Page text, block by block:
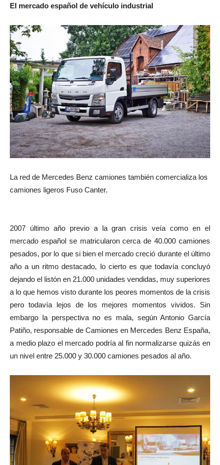
El mercado español de vehículo industrial
La red de Mercedes Benz camiones también comercializa los
camiones ligeros Fuso Canter.
2007 último año previo a la gran crisis veía como en el
mercado español se matricularon cerca de 40.000 camiones
pesados, por lo que si bien el mercado creció durante el último
año a un ritmo destacado, lo cierto es que todavía concluyó
dejando el listón en 21.000 unidades vendidas, muy superiores
a lo que hemos visto durante los peores momentos de la crisis
pero todavía lejos de los mejores momentos vividos. Sin
embargo la perspectiva no es mala, según Antonio García
Patiño, responsable de Camiones en Mercedes Benz España,
a medio plazo el mercado podría al fin normalizarse quizás en
un nivel entre 25.000 y 30.000 camiones pesados al año.